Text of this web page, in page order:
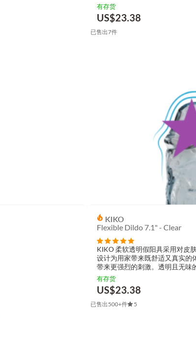
有存货
US$23.38
已售出7件
KIKO
Flexible Dildo 7.1" - Clear
KIKO 柔软透明假阳具采用对皮
设计为用家带来既舒适又真实的
带来更强烈的刺激。透明且无味
感。产品与穿戴式束带相...
有存货
US$23.38
已售出500+件 5